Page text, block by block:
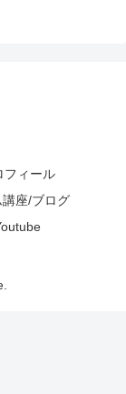
フィール
講座/ブログ